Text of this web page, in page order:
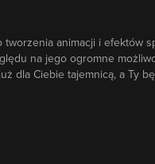
animacji i efektów
na jego ogromne
dla Ciebie tajemnicą, a Ty